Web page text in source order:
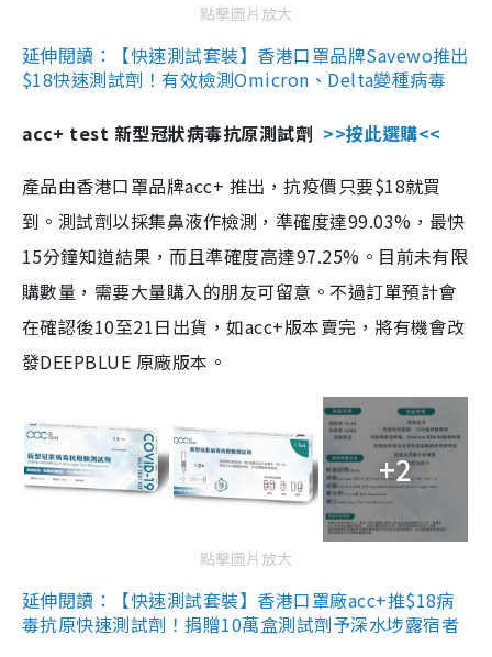
點擊圖片放大
延伸閱讀：【快速測試套裝】香港口罩品牌Savewo推出
$18快速測試劑！有效檢測Omicron、Delta變種病毒
acc+ test 新型冠狀病毒抗原測試劑 >>按此選購<<
產品由香港口罩品牌acc+ 推出，抗疫價只要$18就買
到。測試劑以採集鼻液作檢測，準確度達99.03%，最快
15分鐘知道結果，而且準確度高達97.25%。目前未有限
購數量，需要大量購入的朋友可留意。不過訂單預計會
在確認後10至21日出貨，如acc+版本賣完，將有機會改
發DEEPBLUE 原廠版本。
+2
點擊圖片放大
延伸閱讀：【快速測試套裝】香港口罩廠acc+推$18病
毒抗原快速測試劑！捐贈10萬盒測試劑予深水埗露宿者